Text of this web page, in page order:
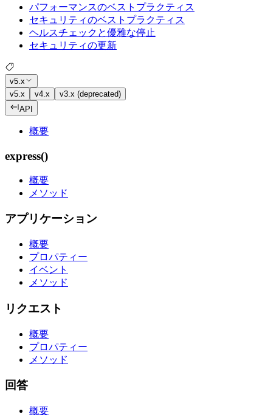
パフォーマンスのベストプラクティス
セキュリティのベストプラクティス
ヘルスチェックと優雅な停止
セキュリティの更新
v5.x
v5.x
v4.x
v3.x (deprecated)
API
概要
express()
概要
メソッド
アプリケーション
概要
プロパティー
イベント
メソッド
リクエスト
概要
プロパティー
メソッド
回答
概要